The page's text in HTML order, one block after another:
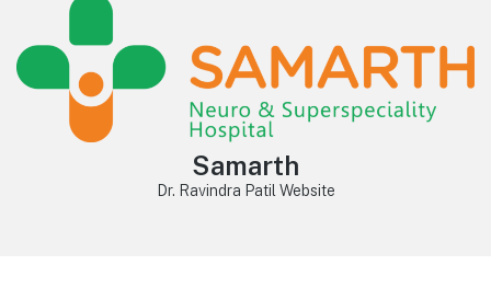
Samarth
Dr. Ravindra Patil Website